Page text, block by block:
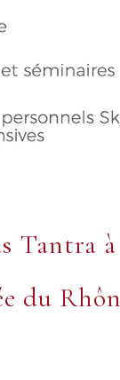
Tantra
du